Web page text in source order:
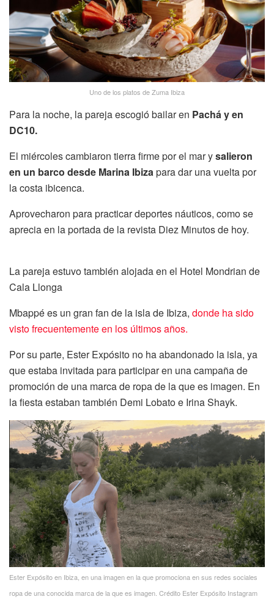
Uno de los platos de Zuma Ibiza
Para la noche, la pareja escogió bailar en Pachá y en
DC10.
El miércoles cambiaron tierra firme por el mar ysalieron
en un barco desde Marina Ibizapara dar una vuelta por
la costa ibicenca.
Aprovecharon para practicar deportes náuticos, como se
aprecia en la portada de la revista Diez Minutos de hoy.
La pareja estuvo también alojada en el Hotel Mondrian de
Cala Llonga
Mbappé es un gran fan de la isla de Ibiza, donde ha sido
visto frecuentemente en los últimos años.
Por su parte, Ester Expósito no ha abandonado la isla, ya
que estaba invitada para participar en una campaña de
promoción de una marca de ropa de la que es imagen. En
la fiesta estaban también Demi Lobato e IrinaShayk.
Ester Expósito en Ibiza, en una imagen en la que promociona en sus redes sociales
ropa de una conocida marca de la que es imagen. Crédito Ester Expósito Instagram